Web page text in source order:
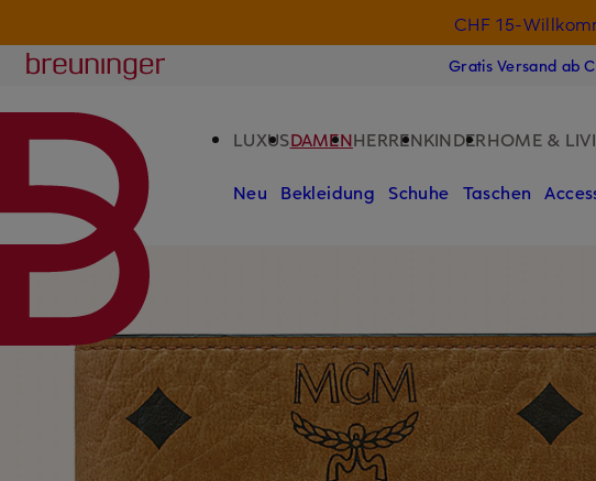
CHF 15-
Breuninger
Gratis Versand ab
LUXUSDAMENHERRENKINDERHOME &
Neu Bekleidung Schuhe Taschen